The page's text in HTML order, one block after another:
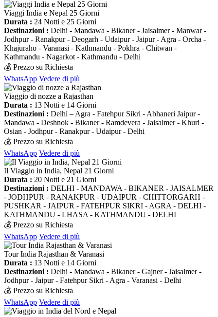
Viaggi India e Nepal 25 Giorni
Durata : 24 Notti e 25 Giorni
Destinazioni : Delhi - Mandawa - Bikaner - Jaisalmer - Manwar -
Jodhpur - Ranakpur - Deogarh - Udaipur - Jaipur - Agra - Orcha -
Khajuraho - Varanasi - Kathmandu - Pokhra - Chitwan -
Kathmandu - Nagarkot - Kathmandu - Delhi
💰 Prezzo su Richiesta
WhatsApp Vedere di più
Viaggio di nozze a Rajasthan
Durata : 13 Notti e 14 Giorni
Destinazioni : Delhi – Agra - Fatehpur Sikri - Abhaneri Jaipur -
Mandawa - Deshnok - Bikaner - Ramdevera - Jaisalmer - Khuri -
Osian - Jodhpur - Ranakpur - Udaipur - Delhi
💰 Prezzo su Richiesta
WhatsApp Vedere di più
Il Viaggio in India, Nepal 21 Giorni
Durata : 20 Notti e 21 Giorni
Destinazioni : DELHI - MANDAWA - BIKANER - JAISALMER
- JODHPUR - RANAKPUR - UDAIPUR - CHITTORGARH -
PUSHKAR - JAIPUR - FATEHPUR SIKRI - AGRA - DELHI -
KATHMANDU - LHASA - KATHMANDU - DELHI
💰 Prezzo su Richiesta
WhatsApp Vedere di più
Tour India Rajasthan & Varanasi
Durata : 13 Notti e 14 Giorni
Destinazioni : Delhi - Mandawa - Bikaner - Gajner - Jaisalmer -
Jodhpur - Jaipur - Fatehpur Sikri - Agra - Varanasi - Delhi
💰 Prezzo su Richiesta
WhatsApp Vedere di più